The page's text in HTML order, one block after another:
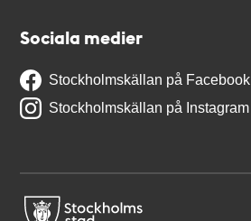
Sociala medier
Stockholmskällan på Facebook
Stockholmskällan på Instagram